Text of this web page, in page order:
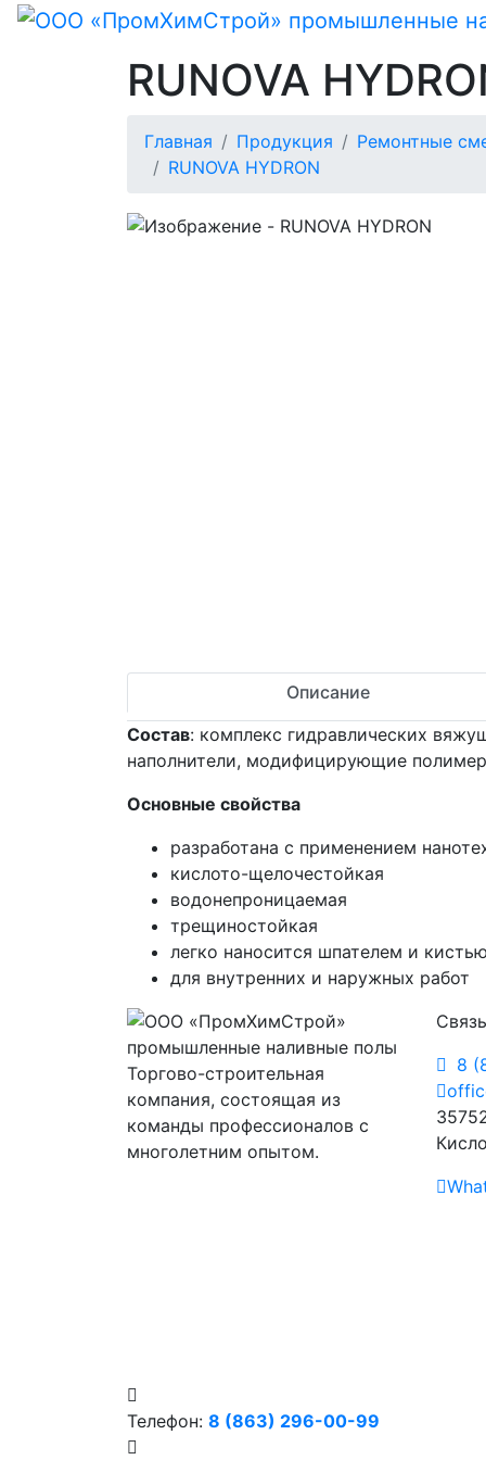
RUNOVA
Главная Продукция Ремонтные
RUNOVA HYDRON
Описание
Состав: комплекс гидравлических
наполнители, модифицирующие
Основные свойства
разработана с применением
кислото-щелочестойкая
водонепроницаемая
трещиностойкая
легко наносится шпателем и кистью
для внутренних и наружных работ
Торгово-строительная
компания, состоящая из
команды профессионалов с
многолетним опытом.
8
Телефон: 8 (863) 296-00-99